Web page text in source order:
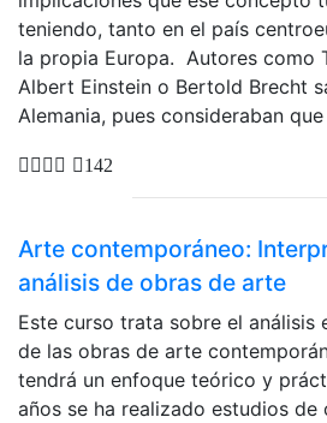
teniendo, tanto en el país
la propia Europa. Autores como
Albert Einstein o Bertold Brecht
Alemania, pues consideraban
142
Arte contemporáneo:
análisis de obras de arte
Este curso trata sobre el análisis
de las obras de arte
tendrá un enfoque teórico y
años se ha realizado estudios